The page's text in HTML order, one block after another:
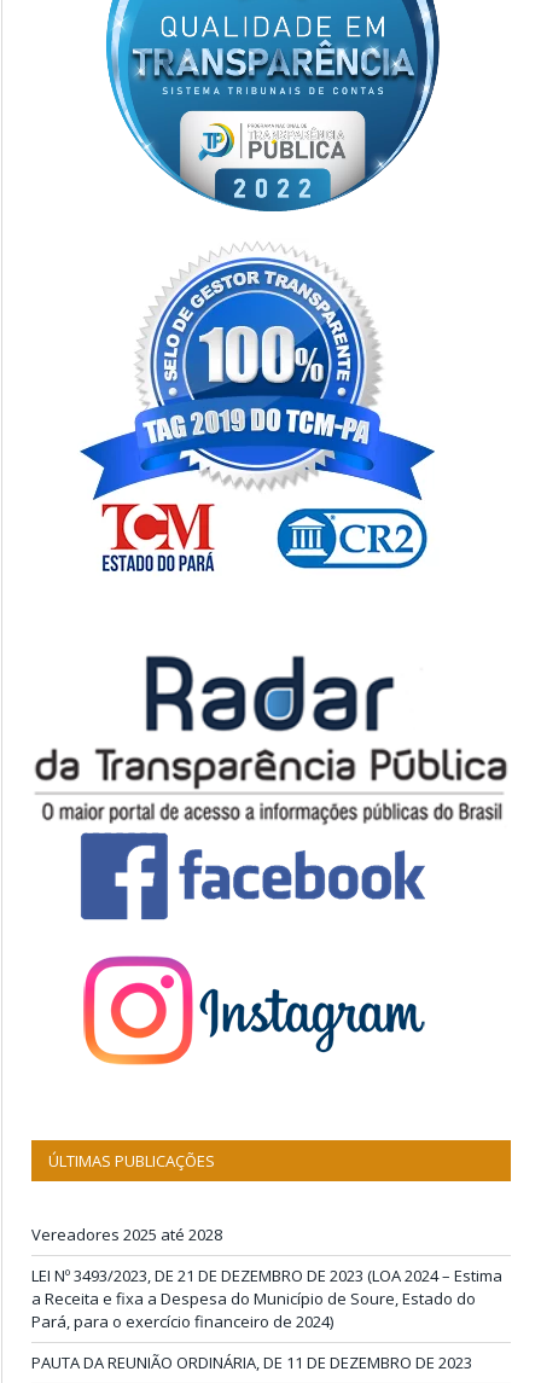
ÚLTIMAS PUBLICAÇÕES
Vereadores 2025 até 2028
LEI Nº 3493/2023, DE 21 DE DEZEMBRO DE 2023 (LOA 2024 – Estima
a Receita e fixa a Despesa do Município de Soure, Estado do
Pará, para o exercício financeiro de 2024)
PAUTA DA REUNIÃO ORDINÁRIA, DE 11 DE DEZEMBRO DE 2023